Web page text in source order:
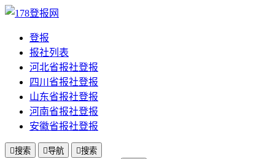
登报
报社列表
河北省报社登报
四川省报社登报
山东省报社登报
河南省报社登报
安徽省报社登报
搜索 导航 搜索